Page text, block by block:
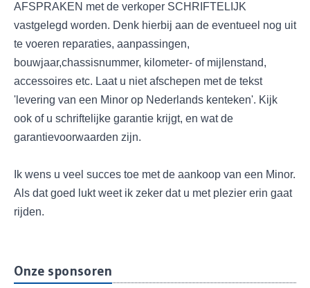
AFSPRAKEN met de verkoper SCHRIFTELIJK
vastgelegd worden. Denk hierbij aan de eventueel nog uit
te voeren reparaties, aanpassingen,
bouwjaar,chassisnummer, kilometer- of mijlenstand,
accessoires etc. Laat u niet afschepen met de tekst
'levering van een Minor op Nederlands kenteken'. Kijk
ook of u schriftelijke garantie krijgt, en wat de
garantievoorwaarden zijn.
Ik wens u veel succes toe met de aankoop van een Minor.
Als dat goed lukt weet ik zeker dat u met plezier erin gaat
rijden.
Onze sponsoren